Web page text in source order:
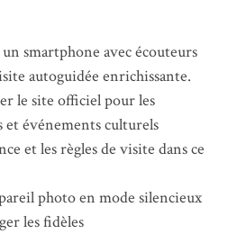
smartphone avec écouteurs
autoguidée enrichissante.
le site officiel pour les
et événements culturels
et les règles de visite dans ce
photo en mode silencieux
les fidèles